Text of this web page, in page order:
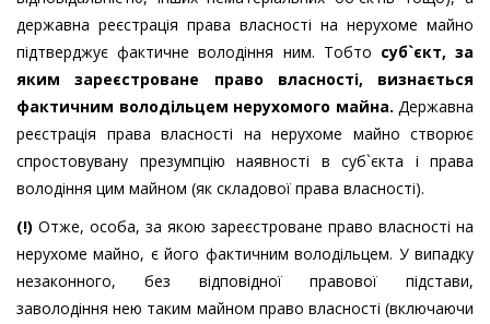
державна реєстрація права власності на нерухоме майно
підтверджує фактичне володіння ним. Тобто суб`єкт, за
яким зареєстроване право власності, визнається
фактичним володільцем нерухомого майна. Державна
реєстрація права власності на нерухоме майно створює
спростовувану презумпцію наявності в суб`єкта і права
володіння цим майном (як складової права власності).
(!) Отже, особа, за якою зареєстроване право власності на
нерухоме майно, є його фактичним володільцем. У випадку
незаконного, без відповідної правової підстави,
заволодіння нею таким майном право власності (включаючи